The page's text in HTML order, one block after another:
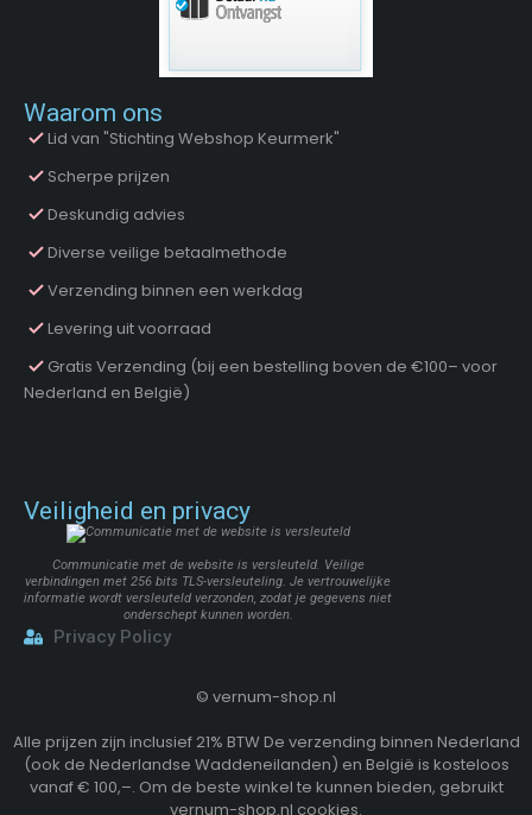
Waarom ons
Lid van "Stichting Webshop Keurmerk"
Scherpe prijzen
Deskundig advies
Diverse veilige betaalmethode
Verzending binnen een werkdag
Levering uit voorraad
Gratis Verzending (bij een bestelling boven de €100– voor
Nederland en België)
Veiligheid en privacy
Communicatie met de website is versleuteld. Veilige
verbindingen met 256 bits TLS-versleuteling. Je vertrouwelijke
informatie wordt versleuteld verzonden, zodat je gegevens niet
onderschept kunnen worden.
Privacy Policy
© vernum-shop.nl
Alle prijzen zijn inclusief 21% BTW De verzending binnen Nederland
(ook de Nederlandse Waddeneilanden) en België is kosteloos
vanaf € 100,–. Om de beste winkel te kunnen bieden, gebruikt
vernum-shop.nl cookies.